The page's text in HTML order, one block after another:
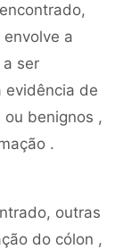
a
ser
evidência de
ou benignos ,
.
outras
do cólon ,